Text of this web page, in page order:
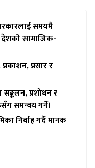
समयमै
देशको सामाजिक-
प्रकाशन,प्रसार र
सङ्कलन,प्रशोधन र
समन्वय गर्ने।
निर्वाह गर्दै मानक